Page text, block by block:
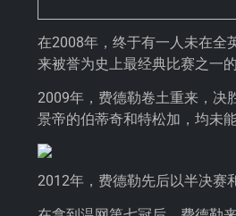
在2008年，终于有一人未在全
来被誉为史上最经典比赛之一
2009年，费德勒卷土重来，决
景帝的伯蒂奇和特松加，均未能
2012年，费德勒先后以半决赛